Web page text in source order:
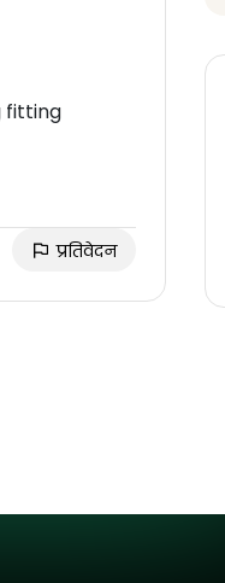
fitting
प्रतिवेदन